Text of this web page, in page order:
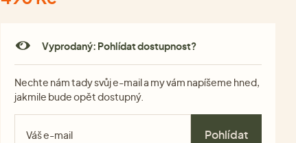
Vyprodaný: Pohlídat dostupnost?
Nechte nám tady svůj e-mail a my vám napíšeme hned,
jakmile bude opět dostupný.
Pohlídat